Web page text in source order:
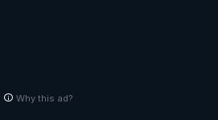
Why this ad?